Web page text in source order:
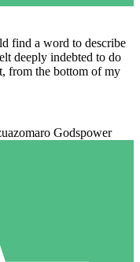
find a word to describe
deeply indebted to do
from the bottom of my
Godspower